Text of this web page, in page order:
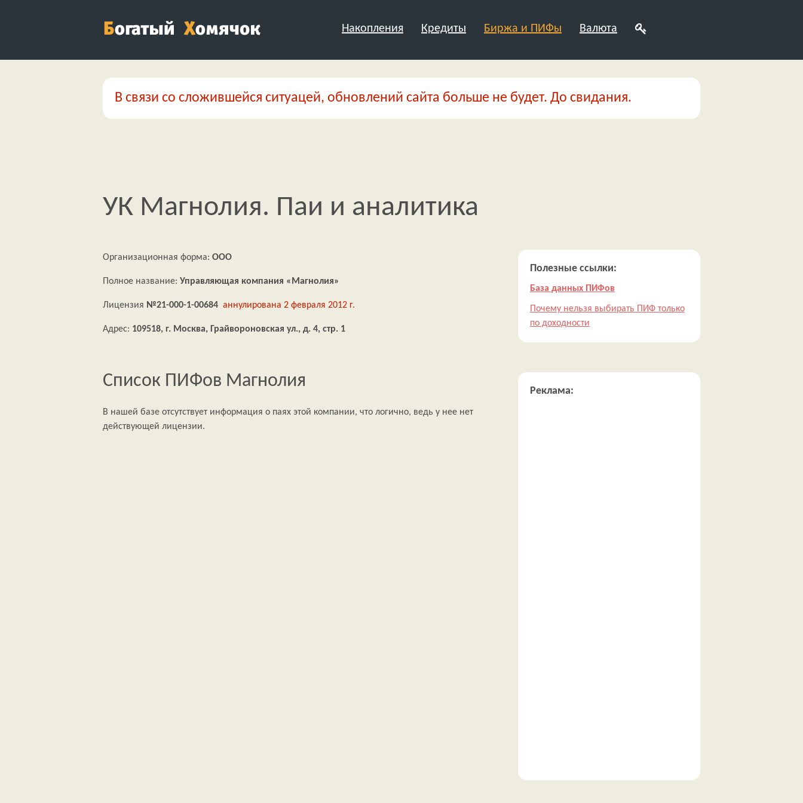
Накопления Кредиты Биржа и ПИФы Валюта
В связи со сложившейся ситуацей, обновлений сайта больше не будет. До свидания.
УК Магнолия. Паи и аналитика
Организационная форма: ООО
Полное название: Управляющая компания «Магнолия»
Лицензия №21-000-1-00684 аннулирована 2 февраля 2012 г.
Адрес: 109518, г. Москва, Грайвороновская ул., д. 4, стр. 1
Список ПИФов Магнолия
В нашей базе отсутствует информация о паях этой компании, что логично, ведь у нее нет
действующей лицензии.
Полезные ссылки:
База данных ПИФов
Почему нельзя выбирать ПИФ только
по доходности
Реклама: